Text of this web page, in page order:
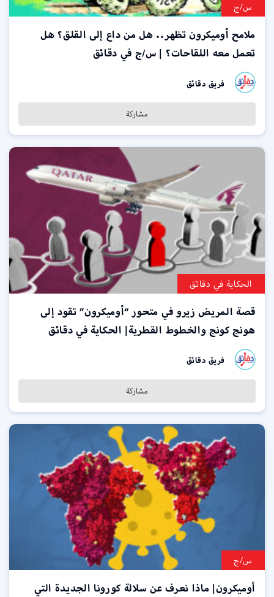
س/ج
ملامح أوميكرون تظهر.. هل من داع إلى القلق؟ هل
تعمل معه اللقاحات؟ | س/ج في دقائق
فريق دقائق
مشاركة
الحكاية في دقائق
قصة المريض زيرو في متحور “أوميكرون” تقود إلى
هونج كونج والخطوط القطرية| الحكاية في دقائق
فريق دقائق
مشاركة
س/ج
أوميكرون| ماذا نعرف عن سلالة كورونا الجديدة التي